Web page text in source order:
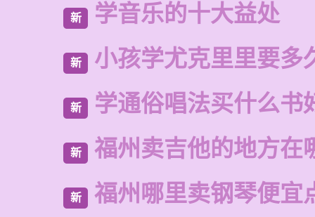
新 学音乐的十大益处
新 小孩学尤克里里要多
新 学通俗唱法买什么书
新 福州卖吉他的地方在
新 福州哪里卖钢琴便宜